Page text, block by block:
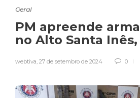
Geral
PM apreende
no Alto Santa
webtiva, 27 de setembro de 2024 0